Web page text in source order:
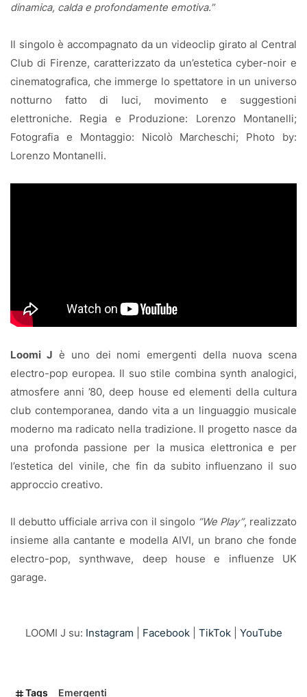
dinamica, calda e profondamente emotiva.”
Il singolo è accompagnato da un videoclip girato al Central
Club di Firenze, caratterizzato da un’estetica cyber-noir e
cinematografica, che immerge lo spettatore in un universo
notturno fatto di luci, movimento e suggestioni
elettroniche. Regia e Produzione: Lorenzo Montanelli;
Fotografia e Montaggio: Nicolò Marcheschi; Photo by:
Lorenzo Montanelli.
Loomi J è uno dei nomi emergenti della nuova scena
electro-pop europea. Il suo stile combina synth analogici,
atmosfere anni ’80, deep house ed elementi della cultura
club contemporanea, dando vita a un linguaggio musicale
moderno ma radicato nella tradizione. Il progetto nasce da
una profonda passione per la musica elettronica e per
l’estetica del vinile, che fin da subito influenzano il suo
approccio creativo.
Il debutto ufficiale arriva con il singolo “We Play”, realizzato
insieme alla cantante e modella AIVI, un brano che fonde
electro-pop, synthwave, deep house e influenze UK
garage.
LOOMI J su: Instagram Facebook| TikTok| YouTube
Tags Emergenti